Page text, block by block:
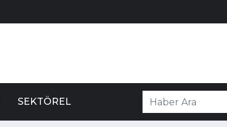
SEKTÖREL